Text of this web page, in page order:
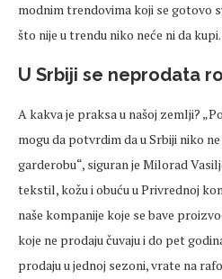
modnim trendovima koji se gotovo
što nije u trendu niko neće ni da kupi.
U Srbiji se neprodata
A kakva je praksa u našoj zemlji?
mogu da potvrdim da u Srbiji niko
garderobu“, siguran je Milorad
tekstil, kožu i obuću u Privrednoj
naše kompanije koje se bave
koje ne prodaju čuvaju i do pet
prodaju u jednoj sezoni, vrate na